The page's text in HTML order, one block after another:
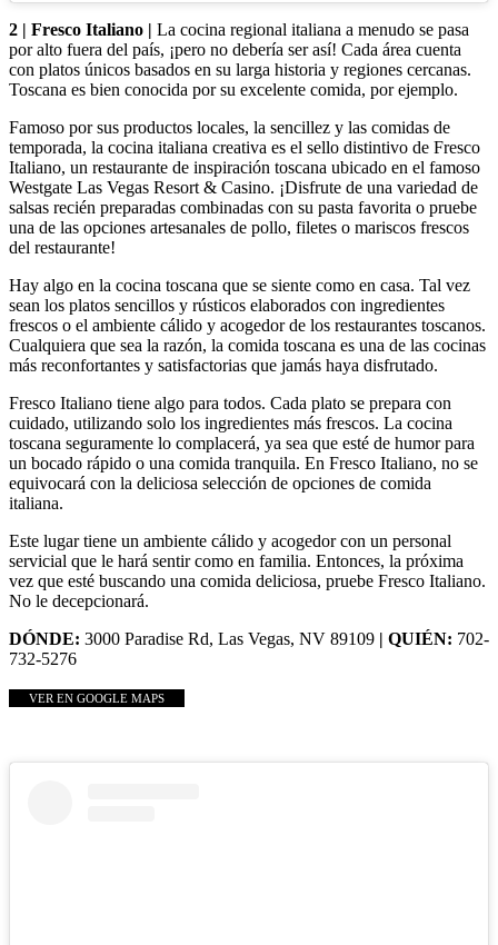
2 | Fresco Italiano | La cocina regional italiana a menudo se pasa
por alto fuera del país, ¡pero no debería ser así! Cada área cuenta
con platos únicos basados en su larga historia y regiones cercanas.
Toscana es bien conocida por su excelente comida, por ejemplo.
Famoso por sus productos locales, la sencillez y las comidas de
temporada, la cocina italiana creativa es el sello distintivo de Fresco
Italiano, un restaurante de inspiración toscana ubicado en el famoso
Westgate Las Vegas Resort & Casino. ¡Disfrute de una variedad de
salsas recién preparadas combinadas con su pasta favorita o pruebe
una de las opciones artesanales de pollo, filetes o mariscos frescos
del restaurante!
Hay algo en la cocina toscana que se siente como en casa. Tal vez
sean los platos sencillos y rústicos elaborados con ingredientes
frescos o el ambiente cálido y acogedor de los restaurantes toscanos.
Cualquiera que sea la razón, la comida toscana es una de las cocinas
más reconfortantes y satisfactorias que jamás haya disfrutado.
Fresco Italiano tiene algo para todos. Cada plato se prepara con
cuidado, utilizando solo los ingredientes más frescos. La cocina
toscana seguramente lo complacerá, ya sea que esté de humor para
un bocado rápido o una comida tranquila. En Fresco Italiano, no se
equivocará con la deliciosa selección de opciones de comida
italiana.
Este lugar tiene un ambiente cálido y acogedor con un personal
servicial que le hará sentir como en familia. Entonces, la próxima
vez que esté buscando una comida deliciosa, pruebe Fresco Italiano.
No le decepcionará.
DÓNDE: 3000 Paradise Rd, Las Vegas, NV 89109 | QUIÉN: 702-
732-5276
VER EN GOOGLE MAPS